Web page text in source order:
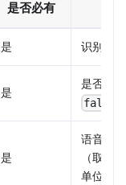
是否必有
是 识别分
是
是否需
false
是
语音片
（取值
单位秒）